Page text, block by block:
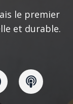
le premier
et durable.